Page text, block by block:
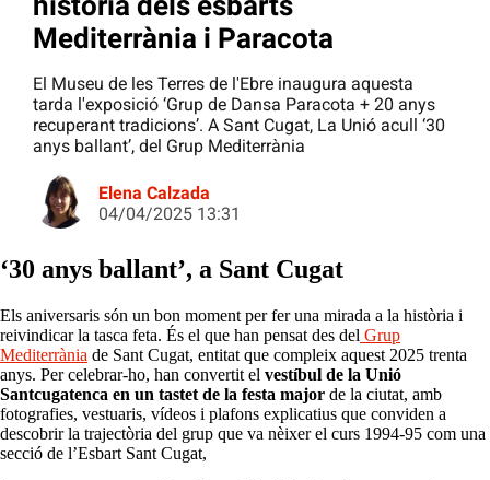
Mediterrània i Paracota
El Museu de les Terres de l'Ebre inaugura aquesta
tarda l'exposició ‘Grup de Dansa Paracota + 20 anys
recuperant tradicions’. A Sant Cugat, La Unió acull ‘30
anys ballant’, del Grup Mediterrània
Elena Calzada
04/04/2025 13:31
‘30 anys ballant’, a Sant Cugat
Els aniversaris són un bon moment per fer una mirada a la història i
reivindicar la tasca feta. És el que han pensat des del Grup
Mediterrània de Sant Cugat, entitat que compleix aquest 2025 trenta
anys. Per celebrar-ho, han convertit el vestíbul de la Unió
Santcugatenca en un tastet de la festa major de la ciutat, amb
fotografies, vestuaris, vídeos i plafons explicatius que conviden a
descobrir la trajectòria del grup que va nèixer el curs 1994-95 com una
secció de l’Esbart Sant Cugat,